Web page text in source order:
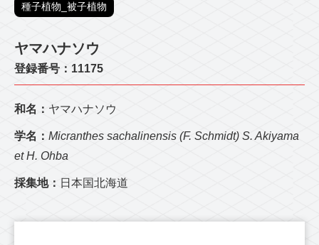
種子植物_被子植物
ヤマハナソウ
登録番号：11175
和名： ヤマハナソウ
学名： Micranthes sachalinensis (F. Schmidt) S. Akiyama
et H. Ohba
採集地： 日本国北海道